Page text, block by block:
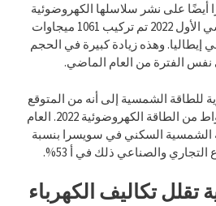
أيضًا على نشر سلاسلها الكهروضوئية
بنشاط. في الفصل الدراسي الأول 2022 تم تركيب 1061 ميجاوات
إيطاليا. وهذه زيادة كبيرة في الحجم
للطاقة الشمسية إلى أنه من المتوقع
نشرها بين 850 ذ 900 ميغاواط من الطاقة الكهروضوئية 2022. العام
الشمسية السكني في سويسرا بنسبة
تقلل تكاليف الكهرباء